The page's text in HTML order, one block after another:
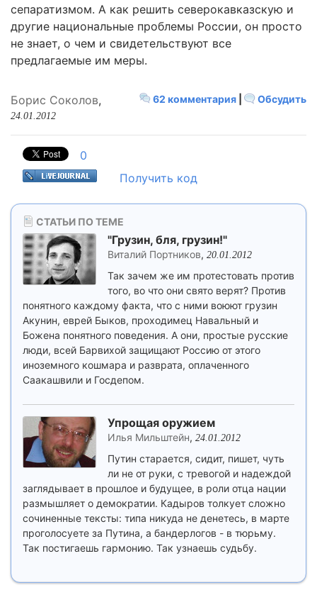
сепаратизмом. А как решить северокавказскую и
другие национальные проблемы России, он просто
не знает, о чем и свидетельствуют все
предлагаемые им меры.
62 комментария Обсудить
Борис Соколов,
24.01.2012
0
Получить код
СТАТЬИ ПО ТЕМЕ
"Грузин, бля, грузин!"
Виталий Портников, 20.01.2012
Так зачем же им протестовать против
того, во что они свято верят? Против
понятного каждому факта, что с ними воюют грузин
Акунин, еврей Быков, проходимец Навальный и
Божена понятного поведения. А они, простые русские
люди, всей Барвихой защищают Россию от этого
иноземного кошмара и разврата, оплаченного
Саакашвили и Госдепом.
Упрощая оружием
Илья Мильштейн, 24.01.2012
Путин старается, сидит, пишет, чуть
ли не от руки, с тревогой и надеждой
заглядывает в прошлое и будущее, в роли отца нации
размышляет о демократии. Кадыров толкует сложно
сочиненные тексты: типа никуда не денетесь, в марте
проголосуете за Путина, а бандерлогов - в тюрьму.
Так постигаешь гармонию. Так узнаешь судьбу.